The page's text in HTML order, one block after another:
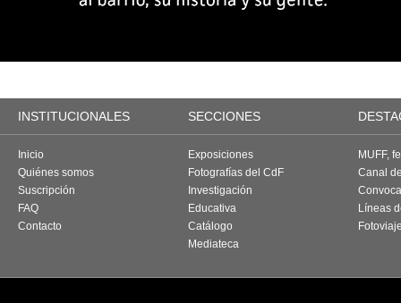
INSTITUCIONALES SECCIONES
Inicio
Quiénes somos
Suscripción
FAQ
Contacto
Exposiciones
Fotografías del CdF
Investigación
Educativa
Catálogo
Mediateca
MUFF,
Canal
Líneas